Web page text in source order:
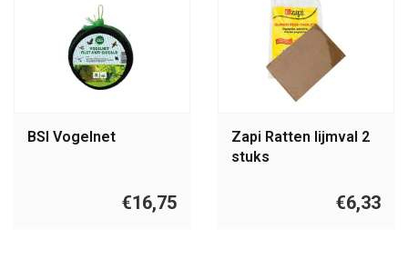
BSI Vogelnet
€16,75
Zapi Ratten lijmval 2
stuks
€6,33